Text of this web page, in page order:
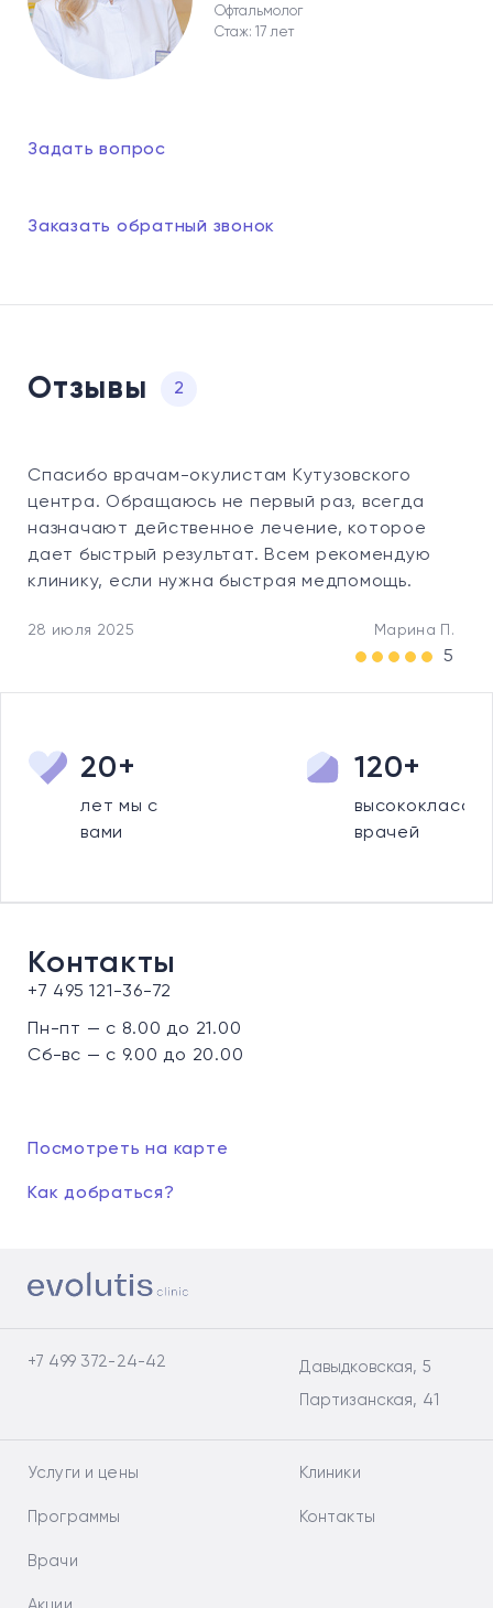
Офтальмолог
Стаж: 17 лет
Задать вопрос
Заказать обратный звонок
Отзывы 2
Спасибо врачам-окулистам Кутузовского
центра. Обращаюсь не первый раз, всегда
назначают действенное лечение, которое
дает быстрый результат. Всем рекомендую
клинику, если нужна быстрая медпомощь.
28 июля 2025 Марина П.
5
20+
лет мы с
вами
120+
врачей
Контакты
+7 495 121-36-72
Пн-пт — с 8.00 до 21.00
Сб-вс — с 9.00 до 20.00
Посмотреть на карте
Как добраться?
+7 499 372-24-42
Давыдковская, 5
Партизанская, 41
Услуги и цены
Программы
Врачи
Клиники
Контакты